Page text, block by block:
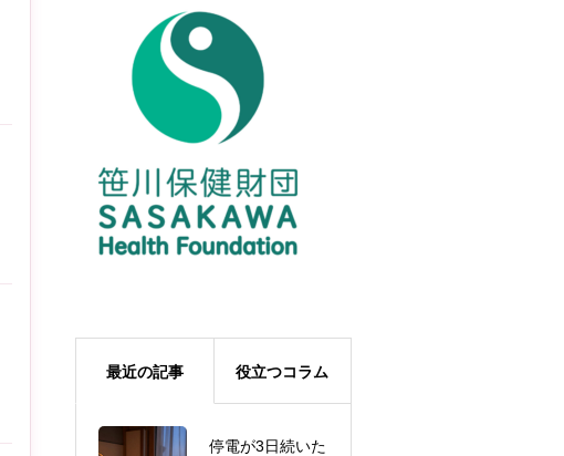
最近の記事 役立つコラム
停電が3日続いた
訪問看護の管理